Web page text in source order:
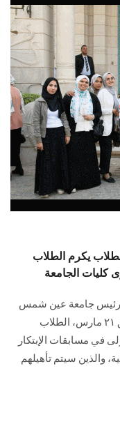
يكرم الطلاب
كليات الجامعة
رئيس جامعة عين شمس
لشئون التعليم والطلاب، يوم الثلاثاء الموافق ٢١ مارس، الطلاب
في مسابقات الإبتكار
والذين سيتم تأهيلهم